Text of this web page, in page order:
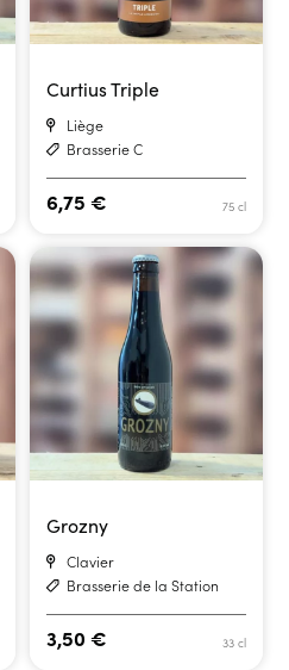
Curtius Triple
Liège
Brasserie C
75 cl
6,75 €
Grozny
Clavier
Brasserie de la Station
33 cl
3,50 €